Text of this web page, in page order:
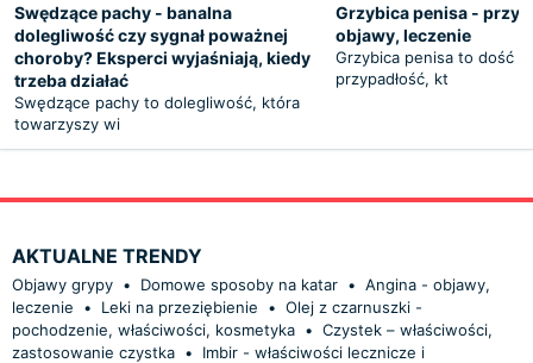
Swędzące pachy - banalna
dolegliwość czy sygnał poważnej
choroby? Eksperci wyjaśniają, kiedy
trzeba działać
Swędzące pachy to dolegliwość, która
towarzyszy wi
Grzybica penisa -
objawy, leczenie
Grzybica penisa to dość
przypadłość, kt
AKTUALNE TRENDY
Objawy grypy • Domowe sposoby na katar • Angina - objawy,
leczenie
• Leki na przeziębienie • Olej z czarnuszki -
pochodzenie, właściwości, kosmetyka • Czystek – właściwości,
zastosowanie czystka •
Imbir - właściwości lecznicze i